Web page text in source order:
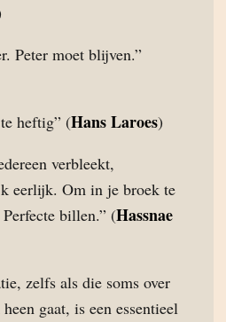
Peter moet blijven.”
heftig” (Hans Laroes)
verbleekt,
eerlijk. Om in je broek te
billen.” (Hassnae
zelfs als die soms over
gaat, is een essentieel